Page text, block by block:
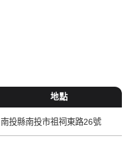
地點
南投縣南投市祖祠東路26號